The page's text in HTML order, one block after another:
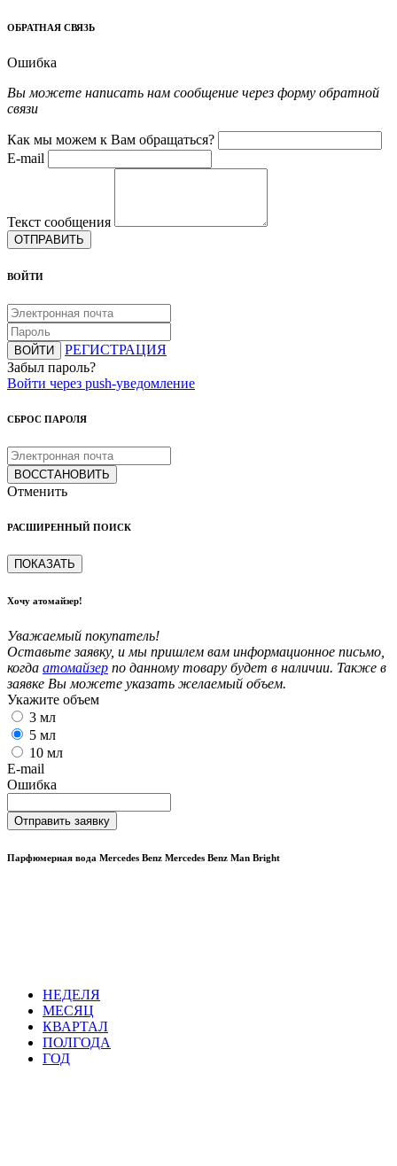
ОБРАТНАЯ СВЯЗЬ
Ошибка
Вы можете написать нам сообщение через форму обратной
связи
Как мы можем к Вам обращаться?
E-mail
Текст сообщения
ОТПРАВИТЬ
ВОЙТИ
ВОЙТИ
РЕГИСТРАЦИЯ
Забыл пароль?
Войти через push-уведомление
СБРОС ПАРОЛЯ
ВОССТАНОВИТЬ
Отменить
РАСШИРЕННЫЙ ПОИСК
ПОКАЗАТЬ
Хочу атомайзер!
Уважаемый покупатель!
Оставьте заявку, и мы пришлем вам информационное письмо,
когда атомайзер по данному товару будет в наличии. Также в
заявке Вы можете указать желаемый объем.
Укажите объем
3 мл
5 мл
10 мл
E-mail
Ошибка
Отправить заявку
Парфюмерная вода Mercedes Benz Mercedes Benz Man Bright
НЕДЕЛЯ
МЕСЯЦ
КВАРТАЛ
ПОЛГОДА
ГОД